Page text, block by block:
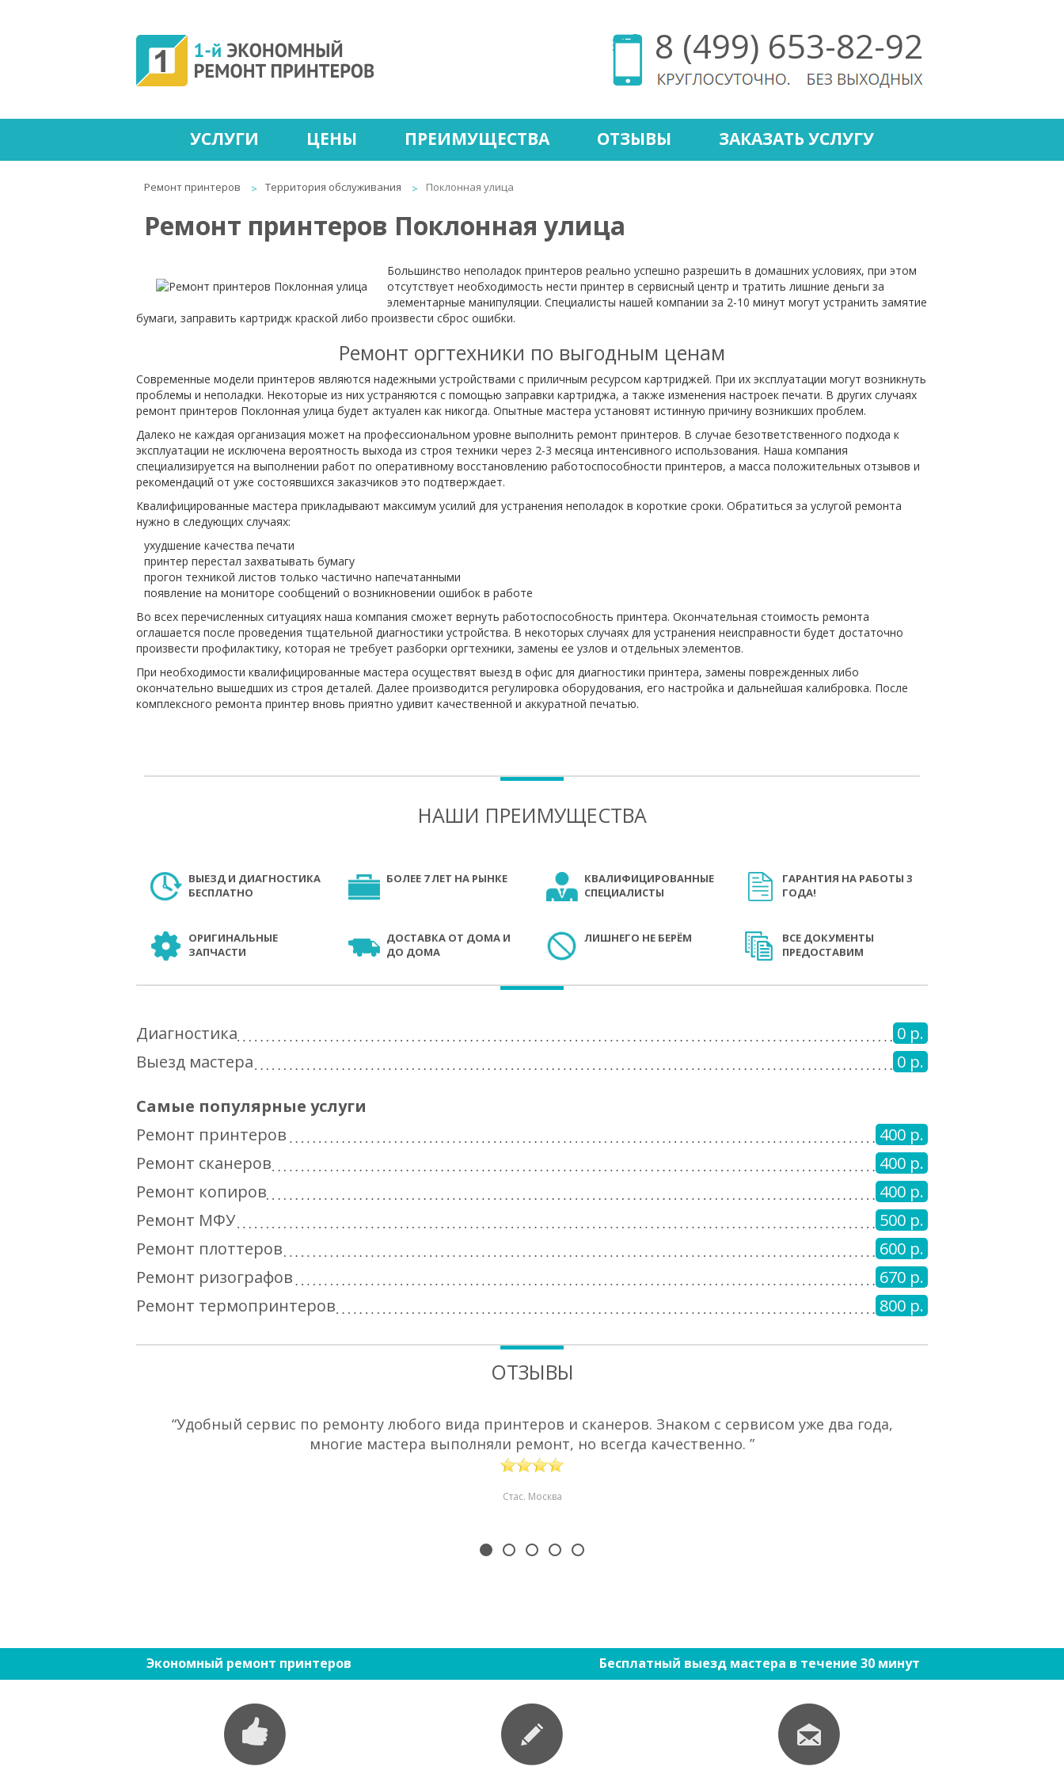
8 (499) 653-82-92
УСЛУГИ ЦЕНЫ ПРЕИМУЩЕСТВА ОТЗЫВЫ ЗАКАЗАТЬ УСЛУГУ
Ремонт принтеров Территория обслуживания Поклонная улица
Ремонт принтеров Поклонная улица
Большинство неполадок принтеров реально успешно разрешить в домашних условиях, при этом
отсутствует необходимость нести принтер в сервисный центр и тратить лишние деньги за
элементарные манипуляции. Специалисты нашей компании за 2-10 минут могут устранить замятие
бумаги, заправить картридж краской либо произвести сброс ошибки.
Ремонт оргтехники по выгодным ценам
Современные модели принтеров являются надежными устройствами с приличным ресурсом картриджей. При их эксплуатации могут возникнуть
проблемы и неполадки. Некоторые из них устраняются с помощью заправки картриджа, а также изменения настроек печати. В других случаях
ремонт принтеров Поклонная улица будет актуален как никогда. Опытные мастера установят истинную причину возникших проблем.
Далеко не каждая организация может на профессиональном уровне выполнить ремонт принтеров. В случае безответственного подхода к
эксплуатации не исключена вероятность выхода из строя техники через 2-3 месяца интенсивного использования. Наша компания
специализируется на выполнении работ по оперативному восстановлению работоспособности принтеров, а масса положительных отзывов и
рекомендаций от уже состоявшихся заказчиков это подтверждает.
Квалифицированные мастера прикладывают максимум усилий для устранения неполадок в короткие сроки. Обратиться за услугой ремонта
нужно в следующих случаях:
ухудшение качества печати
принтер перестал захватывать бумагу
прогон техникой листов только частично напечатанными
появление на мониторе сообщений о возникновении ошибок в работе
Во всех перечисленных ситуациях наша компания сможет вернуть работоспособность принтера. Окончательная стоимость ремонта
оглашается после проведения тщательной диагностики устройства. В некоторых случаях для устранения неисправности будет достаточно
произвести профилактику, которая не требует разборки оргтехники, замены ее узлов и отдельных элементов.
При необходимости квалифицированные мастера осуществят выезд в офис для диагностики принтера, замены поврежденных либо
окончательно вышедших из строя деталей. Далее производится регулировка оборудования, его настройка и дальнейшая калибровка. После
комплексного ремонта принтер вновь приятно удивит качественной и аккуратной печатью.
НАШИ ПРЕИМУЩЕСТВА
ВЫЕЗД И ДИАГНОСТИКА
БЕСПЛАТНО
БОЛЕЕ 7 ЛЕТ НА РЫНКЕ
КВАЛИФИЦИРОВАННЫЕ
СПЕЦИАЛИСТЫ
ГАРАНТИЯ НА РАБОТЫ 3
ГОДА!
ОРИГИНАЛЬНЫЕ
ЗАПЧАСТИ
ДОСТАВКА ОТ ДОМА И
ДО ДОМА
ЛИШНЕГО НЕ БЕРЁМ
ВСЕ ДОКУМЕНТЫ
ПРЕДОСТАВИМ
Диагностика
0 р.
Выезд мастера
0 р.
Самые популярные услуги
Ремонт принтеров
400 р.
Ремонт сканеров
400 р.
Ремонт копиров
400 р.
Ремонт МФУ
500 р.
Ремонт плоттеров
600 р.
Ремонт ризографов
670 р.
Ремонт термопринтеров
800 р.
ОТЗЫВЫ
“Удобный сервис по ремонту любого вида принтеров и сканеров. Знаком с сервисом уже два года,
многие мастера выполняли ремонт, но всегда качественно. ”
Стас. Москва
Экономный ремонт принтеров Бесплатный выезд мастера в течение 30 минут